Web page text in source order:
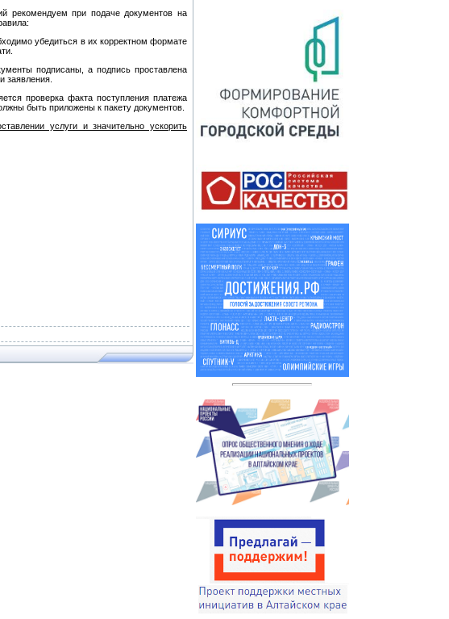
рекомендуем при подаче документов на
убедиться в их корректном формате
подписаны, а подпись проставлена
заявления.
проверка факта поступления платежа
быть приложены к пакету документов.
услуги и значительно ускорить